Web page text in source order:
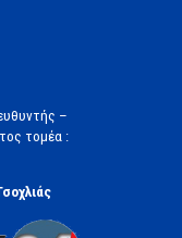
–
τομέα :